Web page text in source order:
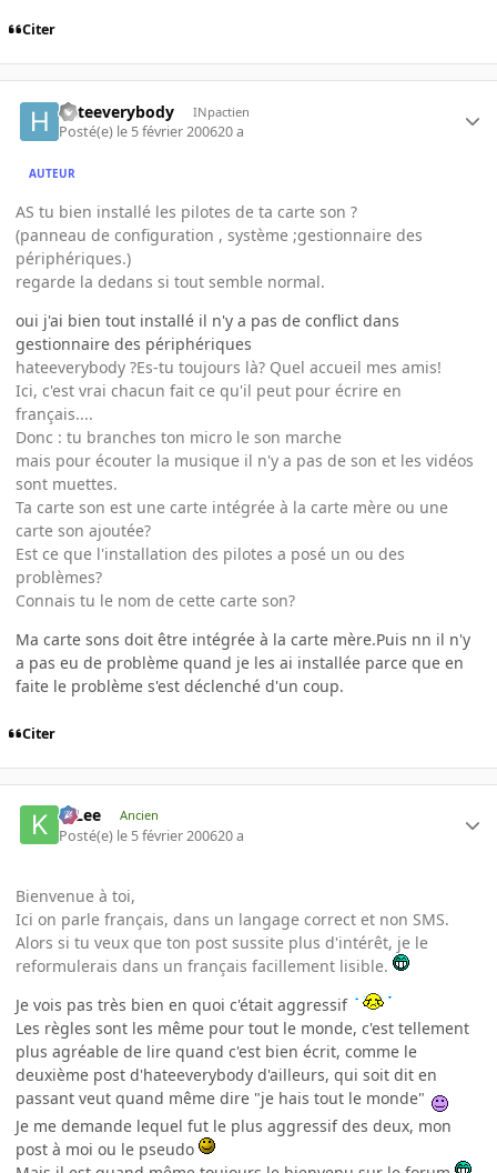
Citer
hateeverybody INpactien
Posté(e) le 5 février 200620 a
AUTEUR
AS tu bien installé les pilotes de ta carte son ?
(panneau de configuration , système ;gestionnaire des
périphériques.)
regarde la dedans si tout semble normal.
oui j'ai bien tout installé il n'y a pas de conflict dans
gestionnaire des périphériques
hateeverybody ?Es-tu toujours là? Quel accueil mes amis!
Ici, c'est vrai chacun fait ce qu'il peut pour écrire en
français....
Donc : tu branches ton micro le son marche
mais pour écouter la musique il n'y a pas de son et les vidéos
sont muettes.
Ta carte son est une carte intégrée à la carte mère ou une
carte son ajoutée?
Est ce que l'installation des pilotes a posé un ou des
problèmes?
Connais tu le nom de cette carte son?
Ma carte sons doit être intégrée à la carte mère.Puis nn il n'y
a pas eu de problème quand je les ai installée parce que en
faite le problème s'est déclenché d'un coup.
Citer
K-Lee Ancien
Posté(e) le 5 février 200620 a
Bienvenue à toi,
Ici on parle français, dans un langage correct et non SMS.
Alors si tu veux que ton post sussite plus d'intérêt, je le
reformulerais dans un français facillement lisible.
Je vois pas très bien en quoi c'était aggressif
Les règles sont les même pour tout le monde, c'est tellement
plus agréable de lire quand c'est bien écrit, comme le
deuxième post d'hateeverybody d'ailleurs, qui soit dit en
passant veut quand même dire "je hais tout le monde"
Je me demande lequel fut le plus aggressif des deux, mon
post à moi ou le pseudo